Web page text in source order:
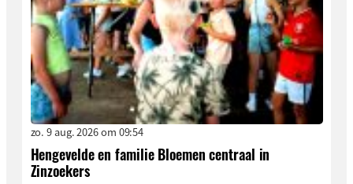
zo. 9 aug. 2026 om 09:54
Hengevelde en familie Bloemen centraal in
Zinzoekers